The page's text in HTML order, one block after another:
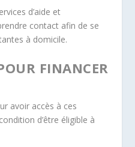
d’aide et
contact afin de se
à domicile.
FINANCER
avoir accès à ces
d’être éligible à